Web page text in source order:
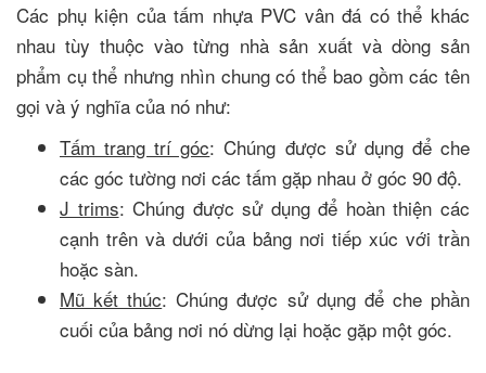
Các phụ kiện của tấm nhựa PVC vân đá có thể khác
nhau tùy thuộc vào từng nhà sản xuất và dòng sản
phẩm cụ thể nhưng nhìn chung có thể bao gồm các tên
gọi và ý nghĩa của nó như:
Tấm trang trí góc: Chúng được sử dụng để che
các góc tường nơi các tấm gặp nhau ở góc 90 độ.
J trims: Chúng được sử dụng để hoàn thiện các
cạnh trên và dưới của bảng nơi tiếp xúc với trần
hoặc sàn.
Mũ kết thúc: Chúng được sử dụng để che phần
cuối của bảng nơi nó dừng lại hoặc gặp một góc.